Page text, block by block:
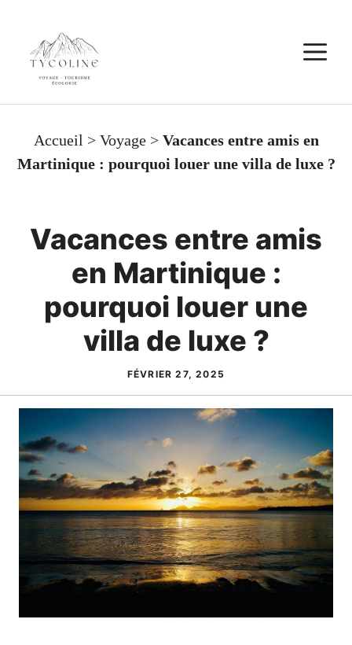
contenu
Accueil > Voyage> Vacances entre amis en
Martinique : pourquoi louer une villa de luxe ?
Vacances entre amis
en Martinique :
pourquoi louer une
villa de luxe ?
FÉVRIER 27, 2025